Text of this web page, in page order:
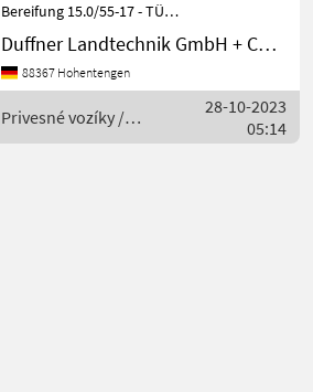
Bereifung 15.0/55-17 - TÜV
Abnahme 25 km/h -
Bordwandhebefedern links
und rechts -
mm - Anhängekupplung 8
to - durchgeh
Duffner Landtechnik GmbH + Co KG
88367 Hohentengen
Privesné vozíky /
Oehler
28-10-2023
05:14